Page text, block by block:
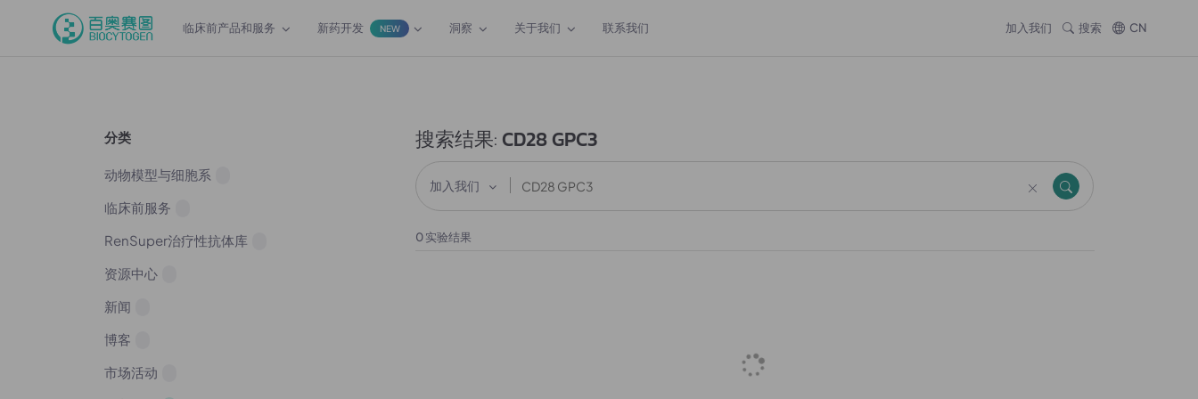
临床前产品和服务 新药开发 NEW 洞察 关于我们 联系我们 加入我们 搜索 CN
分类
动物模型与细胞系
临床前服务
RenSuper治疗性抗体库
资源中心
新闻
博客
市场活动
搜索结果: CD28 GPC3
加入我们
0实验结果